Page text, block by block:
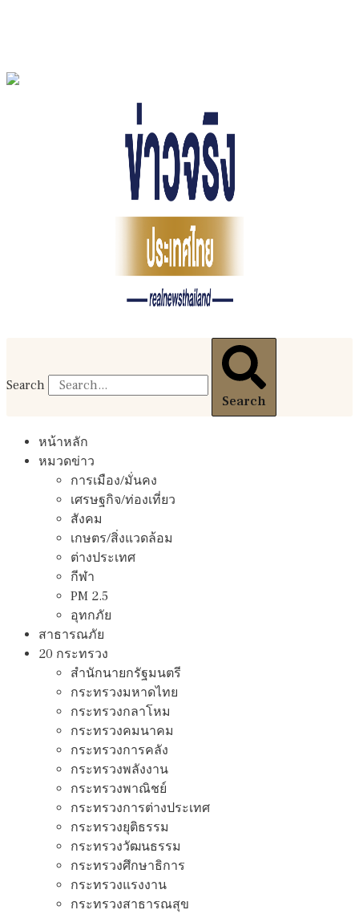
Search
Search
หน้าหลัก
หมวดข่าว
การเมือง/มั่นคง
เศรษฐกิจ/ท่องเที่ยว
สังคม
เกษตร/สิ่งแวดล้อม
ต่างประเทศ
กีฬา
PM 2.5
อุทกภัย
สาธารณภัย
20 กระทรวง
สํานักนายกรัฐมนตรี
กระทรวงมหาดไทย
กระทรวงกลาโหม
กระทรวงคมนาคม
กระทรวงการคลัง
กระทรวงพลังงาน
กระทรวงพาณิชย์
กระทรวงการต่างประเทศ
กระทรวงยุติธรรม
กระทรวงวัฒนธรรม
กระทรวงศึกษาธิการ
กระทรวงแรงงาน
กระทรวงสาธารณสุข